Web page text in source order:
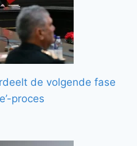
de volgende fase
proces